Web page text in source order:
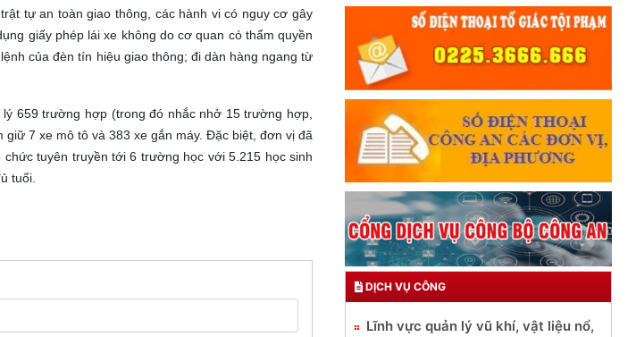
tự an toàn giao thông, các hành vi có nguy cơ gây
giấy phép lái xe không do cơ quan có thẩm quyền
của đèn tín hiệu giao thông; đi dàn hàng ngang từ
659 trường hợp (trong đó nhắc nhở 15 trường hợp,
7 xe mô tô và 383 xe gắn máy. Đặc biệt, đơn vị đã
tuyên truyền tới 6 trường học với 5.215 học sinh
tuổi.
DỊCH VỤ CÔNG
Lĩnh vực quản lý vũ khí, vật liệu nổ,